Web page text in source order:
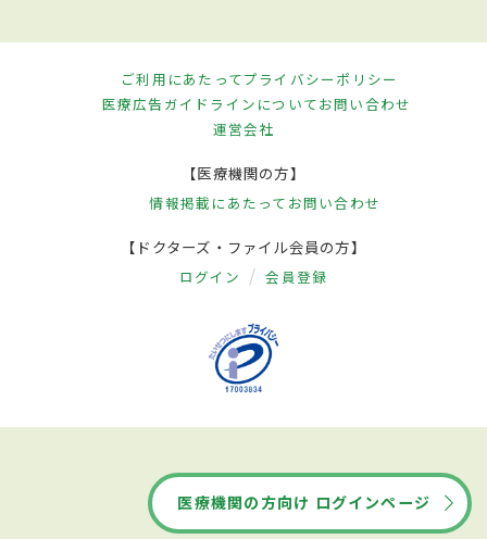
ご利用にあたってプライバシーポリシー
医療広告ガイドラインについてお問い合わせ
運営会社
【医療機関の方】
情報掲載にあたって お問い合わせ
【ドクターズ・ファイル会員の方】
ログイン 会員登録
医療機関の方向け ログインページ